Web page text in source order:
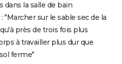
dans la salle de bain
"Marcher sur le sable sec de la
près de trois fois plus
à travailler plus dur que
ferme"